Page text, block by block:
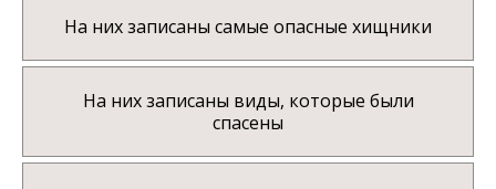
На них записаны самые опасные хищники
На них записаны виды, которые были
спасены